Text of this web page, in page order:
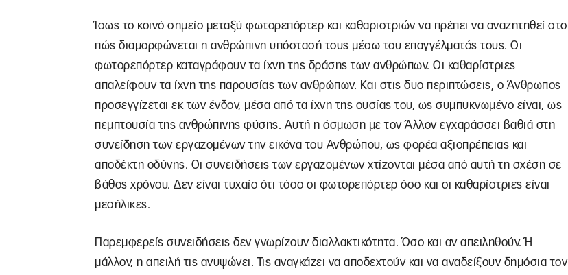
Ίσως το κοινό σημείο μεταξύ φωτορεπόρτερ και καθαριστριών να πρέπει να αναζητηθεί στο
πώς διαμορφώνεται η ανθρώπινη υπόστασή τους μέσω του επαγγέλματός τους. Οι
φωτορεπόρτερ καταγράφουν τα ίχνη της δράσης των ανθρώπων. Οι καθαρίστριες
απαλείφουν τα ίχνη της παρουσίας των ανθρώπων. Και στις δυο περιπτώσεις, ο Άνθρωπος
προσεγγίζεται εκ των ένδον, μέσα από τα ίχνη της ουσίας του, ως συμπυκνωμένο είναι, ως
πεμπτουσία της ανθρώπινης φύσης. Αυτή η όσμωση με τον Άλλον εγχαράσσει βαθιά στη
συνείδηση των εργαζομένων την εικόνα του Ανθρώπου, ως φορέα αξιοπρέπειας και
αποδέκτη οδύνης. Οι συνειδήσεις των εργαζομένων χτίζονται μέσα από αυτή τη σχέση σε
βάθος χρόνου. Δεν είναι τυχαίο ότι τόσο οι φωτορεπόρτερ όσο και οι καθαρίστριες είναι
μεσήλικες.
Παρεμφερείς συνειδήσεις δεν γνωρίζουν διαλλακτικότητα. Όσο και αν απειληθούν. Ή
μάλλον, η απειλή τις ανυψώνει. Τις αναγκάζει να αποδεχτούν και να αναδείξουν δημόσια τον